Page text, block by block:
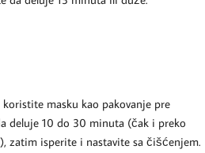
masku kao pakovanje pre
deluje 10 do 30 minuta (čak i preko
zatim isperite i nastavite sa čišćenjem.